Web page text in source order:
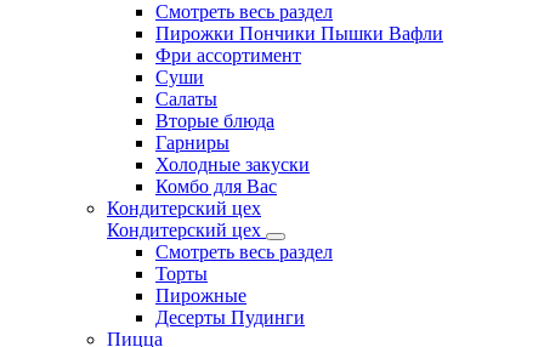
Смотреть весь раздел
Пирожки Пончики Пышки Вафли
Фри ассортимент
Суши
Салаты
Вторые блюда
Гарниры
Холодные закуски
Комбо для Вас
Кондитерский цех
Кондитерский цех
Смотреть весь раздел
Торты
Пирожные
Десерты Пудинги
Пицца